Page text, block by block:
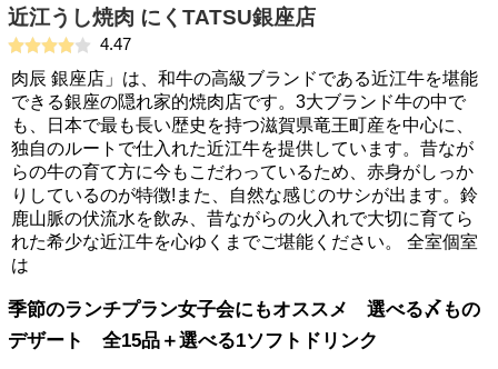
近江うし焼肉 にくTATSU銀座店
4.47
肉辰 銀座店」は、和牛の高級ブランドである近江牛を堪能
できる銀座の隠れ家的焼肉店です。3大ブランド牛の中で
も、日本で最も長い歴史を持つ滋賀県竜王町産を中心に、
独自のルートで仕入れた近江牛を提供しています。昔なが
らの牛の育て方に今もこだわっているため、赤身がしっか
りしているのが特徴!また、自然な感じのサシが出ます。鈴
鹿山脈の伏流水を飲み、昔ながらの火入れで大切に育てら
れた希少な近江牛を心ゆくまでご堪能ください。 全室個室
は
季節のランチプラン女子会にもオススメ 選べる〆もの
デザート 全15品＋選べる1ソフトドリンク